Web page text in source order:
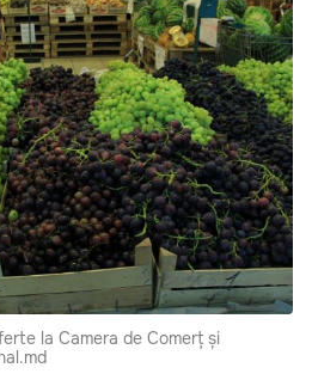
la Camera de Comerț și